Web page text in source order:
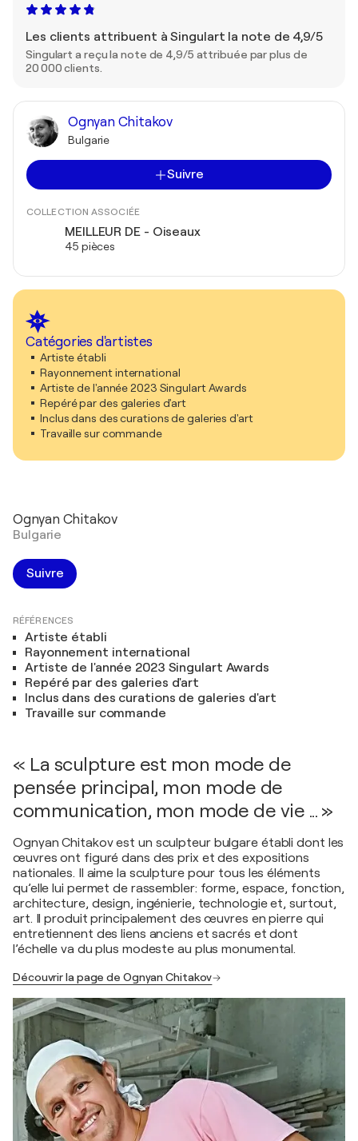
Les clients attribuent à Singulart la note de 4,9/5
Singulart a reçu la note de 4,9/5 attribuée par plus de
20 000 clients.
Ognyan Chitakov
Bulgarie
Suivre
COLLECTION ASSOCIÉE
MEILLEUR DE - Oiseaux
45 pièces
Catégories d'artistes
Artiste établi
Rayonnement international
Artiste de l'année 2023 Singulart Awards
Repéré par des galeries d'art
Inclus dans des curations de galeries d'art
Travaille sur commande
Ognyan Chitakov
Bulgarie
Suivre
RÉFÉRENCES
Artiste établi
Rayonnement international
Artiste de l'année 2023 Singulart Awards
Repéré par des galeries d'art
Inclus dans des curations de galeries d'art
Travaille sur commande
« La sculpture est mon mode de
pensée principal, mon mode de
communication, mon mode de vie ... »
Ognyan Chitakov est un sculpteur bulgare établi dont les
œuvres ont figuré dans des prix et des expositions
nationales. Il aime la sculpture pour tous les éléments
qu’elle lui permet de rassembler: forme, espace, fonction,
architecture, design, ingénierie, technologie et, surtout,
art. Il produit principalement des œuvres en pierre qui
entretiennent des liens anciens et sacrés et dont
l’échelle va du plus modeste au plus monumental.
Découvrir la page de Ognyan Chitakov